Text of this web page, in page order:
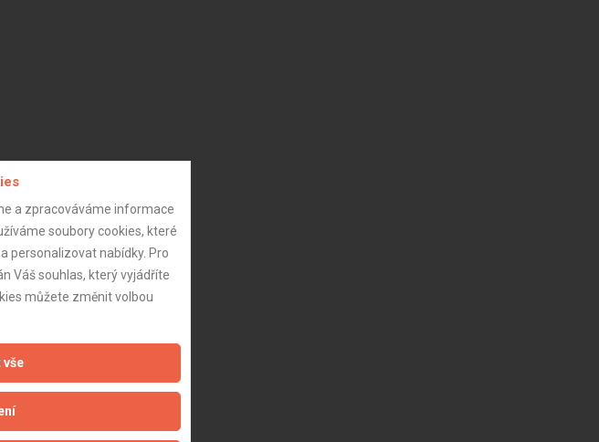
a zpracováváme informace
soubory cookies, které
personalizovat nabídky. Pro
Váš souhlas, který vyjádříte
můžete změnit volbou
vše